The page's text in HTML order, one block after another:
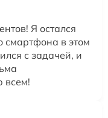
Я остался
смартфона в этом
с задачей, и
всем!